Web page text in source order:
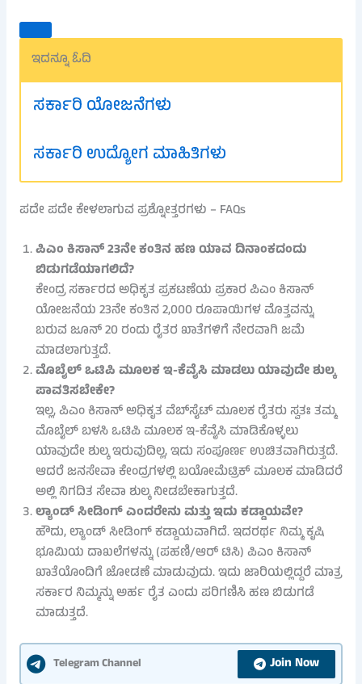
ಇದನ್ನೂ ಓದಿ
ಸರ್ಕಾರಿ ಯೋಜನೆಗಳು
ಸರ್ಕಾರಿ ಉದ್ಯೋಗ ಮಾಹಿತಿಗಳು
ಪದೇ ಪದೇ ಕೇಳಲಾಗುವ ಪ್ರಶ್ನೋತ್ತರಗಳು – FAQs
ಪಿಎಂ ಕಿಸಾನ್ 23ನೇ ಕಂತಿನ ಹಣ ಯಾವ ದಿನಾಂಕದಂದು
ಬಿಡುಗಡೆಯಾಗಲಿದೆ?
ಕೇಂದ್ರ ಸರ್ಕಾರದ ಅಧಿಕೃತ ಪ್ರಕಟಣೆಯ ಪ್ರಕಾರ ಪಿಎಂ ಕಿಸಾನ್
ಯೋಜನೆಯ 23ನೇ ಕಂತಿನ 2,000 ರೂಪಾಯಿಗಳ ಮೊತ್ತವನ್ನು
ಬರುವ ಜೂನ್ 20 ರಂದು ರೈತರ ಖಾತೆಗಳಿಗೆ ನೇರವಾಗಿ ಜಮೆ
ಮಾಡಲಾಗುತ್ತದೆ.
ಮೊಬೈಲ್ ಒಟಿಪಿ ಮೂಲಕ ಇ-ಕೆವೈಸಿ ಮಾಡಲು ಯಾವುದೇ ಶುಲ್ಕ
ಪಾವತಿಸಬೇಕೇ?
ಇಲ್ಲ, ಪಿಎಂ ಕಿಸಾನ್ ಅಧಿಕೃತ ವೆಬ್‌ಸೈಟ್ ಮೂಲಕ ರೈತರು ಸ್ವತಃ ತಮ್ಮ
ಮೊಬೈಲ್ ಬಳಸಿ ಒಟಿಪಿ ಮೂಲಕ ಇ-ಕೆವೈಸಿ ಮಾಡಿಕೊಳ್ಳಲು
ಯಾವುದೇ ಶುಲ್ಕ ಇರುವುದಿಲ್ಲ, ಇದು ಸಂಪೂರ್ಣ ಉಚಿತವಾಗಿರುತ್ತದೆ.
ಆದರೆ ಜನಸೇವಾ ಕೇಂದ್ರಗಳಲ್ಲಿ ಬಯೋಮೆಟ್ರಿಕ್ ಮೂಲಕ ಮಾಡಿದರೆ
ಅಲ್ಲಿ ನಿಗದಿತ ಸೇವಾ ಶುಲ್ಕ ನೀಡಬೇಕಾಗುತ್ತದೆ.
ಲ್ಯಾಂಡ್ ಸೀಡಿಂಗ್ ಎಂದರೇನು ಮತ್ತು ಇದು ಕಡ್ಡಾಯವೇ?
ಹೌದು, ಲ್ಯಾಂಡ್ ಸೀಡಿಂಗ್ ಕಡ್ಡಾಯವಾಗಿದೆ. ಇದರರ್ಥ ನಿಮ್ಮ ಕೃಷಿ
ಭೂಮಿಯ ದಾಖಲೆಗಳನ್ನು (ಪಹಣಿ/ಆರ್ ಟಿಸಿ) ಪಿಎಂ ಕಿಸಾನ್
ಖಾತೆಯೊಂದಿಗೆ ಜೋಡಣೆ ಮಾಡುವುದು. ಇದು ಜಾರಿಯಲ್ಲಿದ್ದರೆ ಮಾತ್ರ
ಸರ್ಕಾರ ನಿಮ್ಮನ್ನು ಅರ್ಹ ರೈತ ಎಂದು ಪರಿಗಣಿಸಿ ಹಣ ಬಿಡುಗಡೆ
ಮಾಡುತ್ತದೆ.
Telegram Channel Join Now